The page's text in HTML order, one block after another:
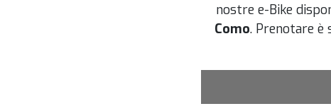
nostre e-Bike
Como. Prenotare